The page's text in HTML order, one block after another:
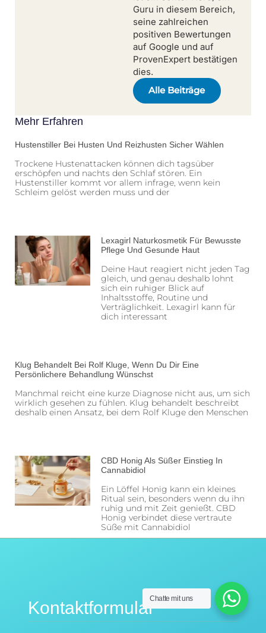
Guru in diesem Bereich,
seine zahlreichen
positiven Bewertungen
auf Google und auf
ProvenExpert bestätigen
dies.
Alle Beiträge
Mehr Erfahren
Hustenstiller Bei Husten Und Reizhusten Sicher Wählen
Trockene Hustenattacken können dich tagsüber
erschöpfen und nachts den Schlaf stören. Ein
Hustenstiller kommt vor allem infrage, wenn kein
Schleim gelöst werden muss und der
Lexagirl Naturkosmetik Für Bewusste
Pflege Und Gesunde Haut
Deine Haut reagiert nicht jeden Tag
gleich, und genau deshalb lohnt
sich ein ruhiger Blick auf
Inhaltsstoffe, Routine und
Verträglichkeit. Lexagirl kann für
dich interessant
Klug Behandelt Bei Rolf Kluge, Wenn Du Dir Eine
Persönlichere Behandlung Wünschst
Manchmal reicht eine kurze Diagnose nicht aus, um sich
wirklich gesehen zu fühlen. Klug behandelt beschreibt
deshalb einen Ansatz, bei dem Rolf Kluge den Menschen
CBD Honig Als Süßer Einstieg In
Cannabidiol
Ein Löffel Honig kann ein kleines
Ritual sein, besonders wenn du ihn
ruhig und mit Zeit genießt. CBD
Honig verbindet diese vertraute
Süße mit Cannabidiol
KontaktformularChatte mit uns